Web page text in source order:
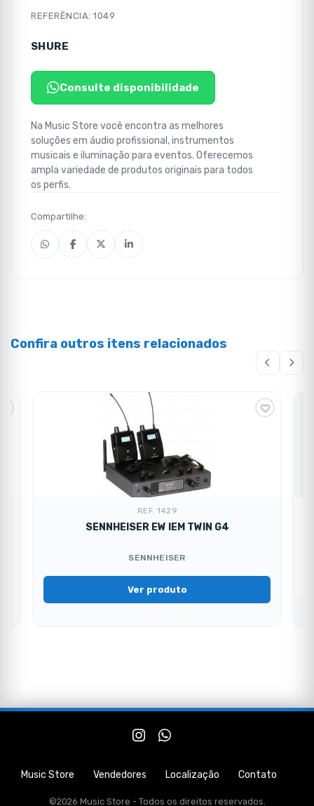
REFERÊNCIA: 1049
SHURE
Consulte disponibilidade
Na Music Store você encontra as melhores
soluções em áudio profissional, instrumentos
musicais e iluminação para eventos. Oferecemos
ampla variedade de produtos originais para todos
os perfis.
Compartilhe:
Confira outros itens relacionados
REF. 1429
SENNHEISER EW IEM TWIN G4
SENNHEISER
Ver produto
Music Store Vendedores Localização Contato
©2026 Music Store - Todos os direitos reservados.